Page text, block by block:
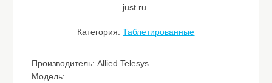
just.ru.
Категория:Таблетированные
Производитель: Allied Telesys
Модель: